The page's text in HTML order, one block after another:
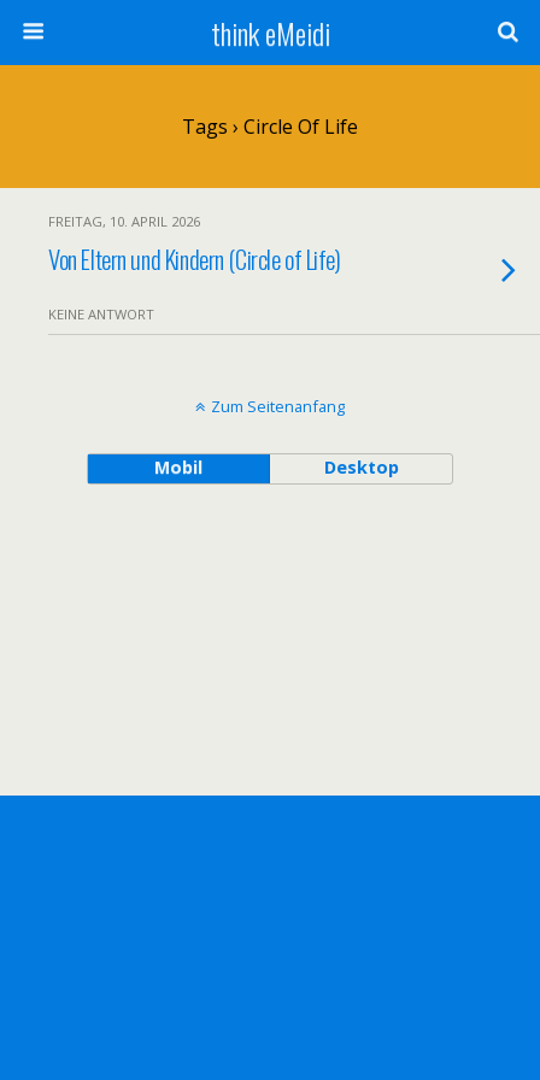
think eMeidi
Tags › Circle Of Life
FREITAG, 10. APRIL 2026
Von Eltern und Kindern (Circle of Life)
KEINE ANTWORT
Zum Seitenanfang
Mobil Desktop